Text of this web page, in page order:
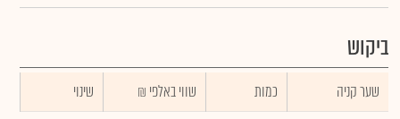
ביקוש
שער קניה כמות ₪ שווי באלפי
שינוי